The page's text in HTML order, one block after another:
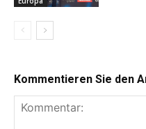
Kommentieren Sie den